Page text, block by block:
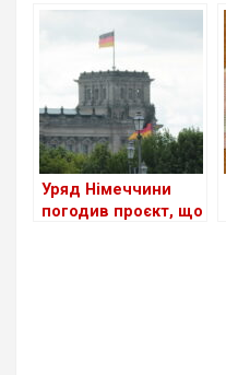
притулку: чи
стосується це
українців?
Уряд Німеччини
погодив проєкт, що